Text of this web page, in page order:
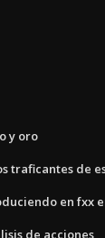
y oro
traficantes de
en fxx
de acciones